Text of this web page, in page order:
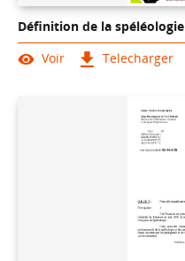
Définition de la spéléologie
Voir
Telecharger